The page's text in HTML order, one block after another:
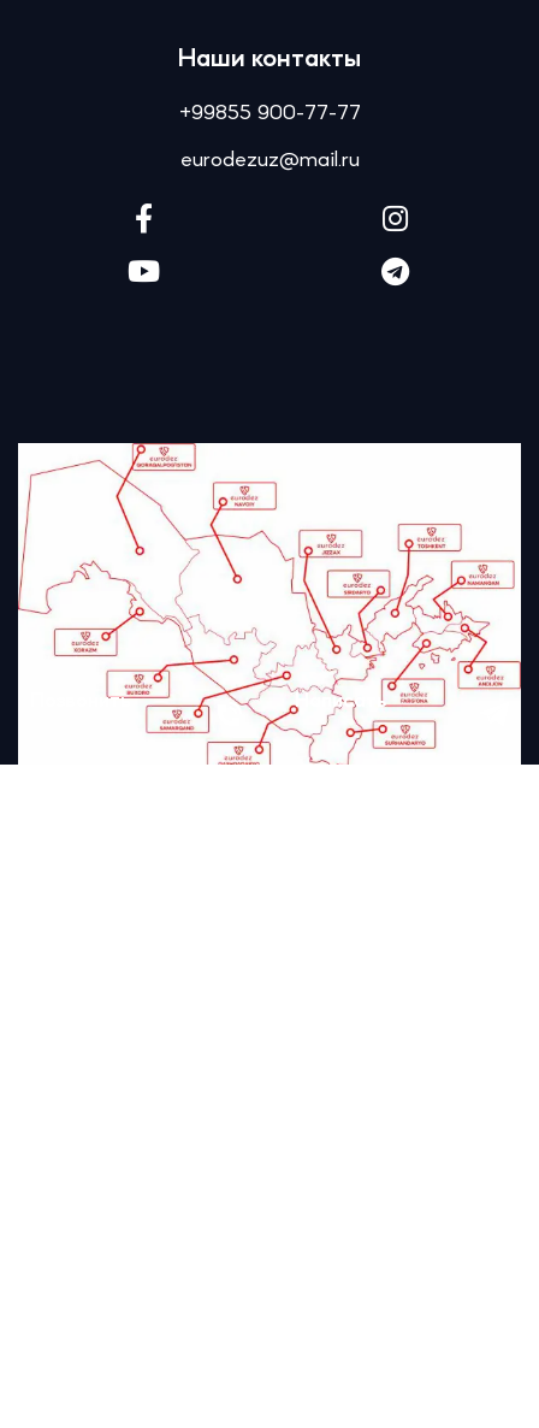
Позвонить Написать
Наши контакты
+99855 900-77-77
eurodezuz@mail.ru